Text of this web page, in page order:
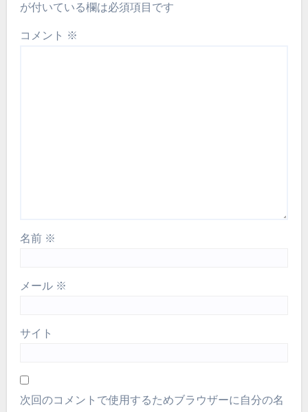
が付いている欄は必須項目です
コメント ※
名前 ※
メール ※
サイト
次回のコメントで使用するためブラウザーに自分の名